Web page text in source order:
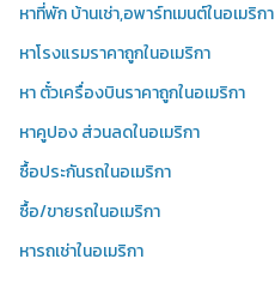
หาที่พัก บ้านเช่า,อพาร์ทเมนต์ในอเมริกา
หาโรงแรมราคาถูกในอเมริกา
หา ตั๋วเครื่องบินราคาถูกในอเมริกา
หาคูปอง ส่วนลดในอเมริกา
ซื้อประกันรถในอเมริกา
ซื้อ/ขายรถในอเมริกา
หารถเช่าในอเมริกา